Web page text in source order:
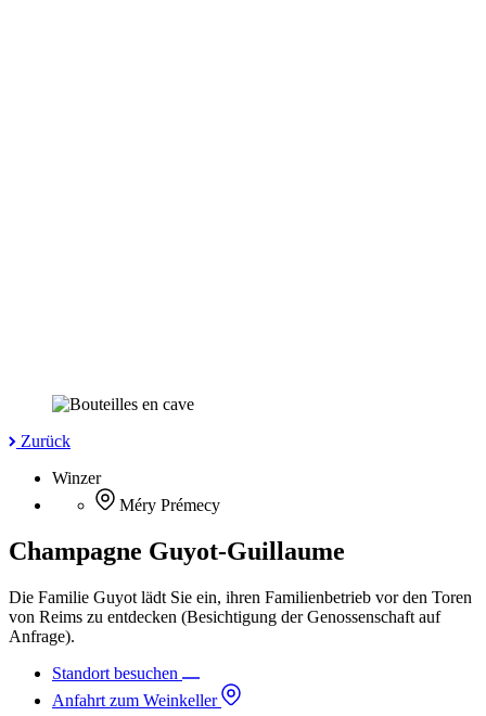
Zurück
Winzer
Méry Prémecy
Champagne Guyot-Guillaume
Die Familie Guyot lädt Sie ein, ihren Familienbetrieb vor den Toren
von Reims zu entdecken (Besichtigung der Genossenschaft auf
Anfrage).
Standort besuchen
Anfahrt zum Weinkeller